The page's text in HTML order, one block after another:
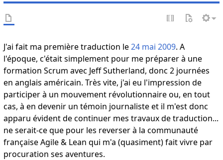
J'ai fait ma première traduction le24 mai 2009. A
l'époque, c'était simplement pour me préparer à une
formation Scrum avec Jeff Sutherland, donc 2 journées
en anglais américain. Très vite, j'ai eu l'impression de
participer à un mouvement révolutionnaire ou, en tout
cas, à en devenir un témoin journaliste et il m'est donc
apparu évident de continuer mes travaux de traduction...
ne serait-ce que pour les reverser à la communauté
française Agile & Lean qui m'a (quasiment) fait vivre par
procuration ses aventures.